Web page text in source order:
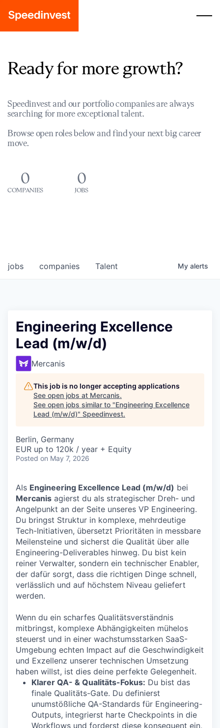
Ready for more growth?
Speedinvest and our portfolio companies are always
searching for more exceptional talent.
Browse open roles below and find your next big career
move.
0
COMPANIES
0
JOBS
jobs companies Talent My alerts
Engineering Excellence
Lead (m/w/d)
Mercanis
This job is no longer accepting applications
See open jobs at Mercanis.
See open jobs similar to "Engineering Excellence
Lead (m/w/d)" Speedinvest.
Berlin, Germany
EUR up to 120k / year + Equity
Posted on May 7, 2026
Als Engineering Excellence Lead (m/w/d) bei
Mercanis agierst du als strategischer Dreh- und
Angelpunkt an der Seite unseres VP Engineering.
Du bringst Struktur in komplexe, mehrdeutige
Tech-Initiativen, übersetzt Prioritäten in messbare
Meilensteine und sicherst die Qualität über alle
Engineering-Deliverables hinweg. Du bist kein
reiner Verwalter, sondern ein technischer Enabler,
der dafür sorgt, dass die richtigen Dinge schnell,
verlässlich und auf höchstem Niveau geliefert
werden.
Wenn du ein scharfes Qualitätsverständnis
mitbringst, komplexe Abhängigkeiten mühelos
steuerst und in einer wachstumsstarken SaaS-
Umgebung echten Impact auf die Geschwindigkeit
und Exzellenz unserer technischen Umsetzung
haben willst, ist dies deine perfekte Gelegenheit.
Klarer QA- & Qualitäts-Fokus: Du bist das
finale Qualitäts-Gate. Du definierst
unumstößliche QA-Standards für Engineering-
Outputs, integrierst harte Checkpoints in die
Workflows und forderst diese konsequent ein,